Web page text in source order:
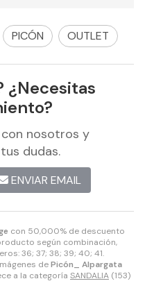
con 50,000% de descuento
según combinación,
36; 37; 38; 39; 40; 41.
dePicón_ Alpargata
a la categoría SANDALIA (153)
PICÓN OUTLET
¿Necesitas
nosotros y
dudas.
ENVIAR EMAIL